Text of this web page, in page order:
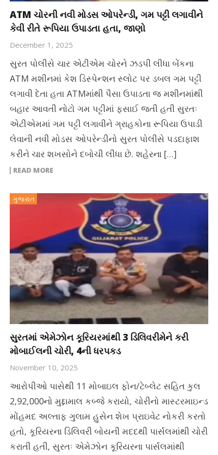
ATM ચોરની નવી મોડસ ઓપરેન્ડી, ગમ પટ્ટી લગાવીને
કેવી રીતે રૂપિયા ઉપાડતા હતા, જાણો
December 1, 2025
સુરત પોલીસે ચાર એટીએમ ચોરને ઝડપી લીધા બેંકના
ATM મશીનમાં કેશ ડિસ્પેન્શન સ્લોટ પર ડબલ ગમ પટ્ટી
લગાવી દેતા હતા ATMમાંથી પૈસા ઉપાડતા જ મશીનમાંથી
બહાર આવતી નોટો ગમ પટ્ટીમાં ફસાઈ જતી હતી સુરતઃ
એટીએમમાં ગમ પટ્ટી લગાવીને ગ્રાહકોના રૂપિયા ઉપાડી
લેવાની નવી મોડસ ઓપરેન્ડીનો સુરત પોલીસે પડદાફાશ
કરીને ચાર શખસોને દબોચી લીધા છે. શહેરના […]
READ MORE
ગુજરાત
સુરતમાં એમેઝોન કૂરિયરમાંથી 3 ડિલિવરીમેને કરી
મોબાઈલની ચોરી, 4ની ધરપકડ
November 10, 2025
આરોપીઓ પાસેથી 11 મોબાઇલ ફોન/ટેબ્લેટ સહિત કુલ
2,92,000નો મુદ્દામાલ કબ્જે કરાયો, ચોરીનો માસ્ટરમાઇન્ડ
મોંહમદ અલ્તાફ ગુલામ હુસેન શેખ પ્રાઇવેટ નોકરી કરતો
હતો, કૂરિયરના ડિલિવરી બોયની મદદથી પાર્સલમાંથી ચોરી
કરાતી હતી, સુરતઃ એમેઝોન કૂરિયરના પાર્સલમાંથી